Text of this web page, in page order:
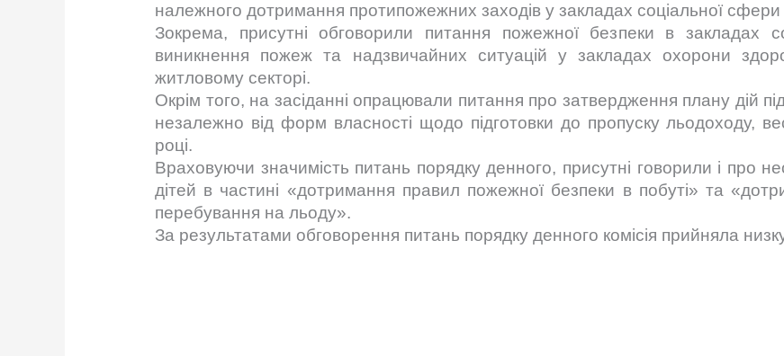
належного дотримання протипожежних заходів у закладах соціальної
Зокрема, присутні обговорили питання пожежної безпеки в закладах
виникнення пожеж та надзвичайних ситуацій у закладах охорони
житловому секторі.
Окрім того, на засіданні опрацювали питання про затвердження плану дій
незалежно від форм власності щодо підготовки до пропуску льодоходу,
році.
Враховуючи значимість питань порядку денного, присутні говорили і про
дітей в частині «дотримання правил пожежної безпеки в побуті» та
перебування на льоду».
За результатами обговорення питань порядку денного комісія прийняла